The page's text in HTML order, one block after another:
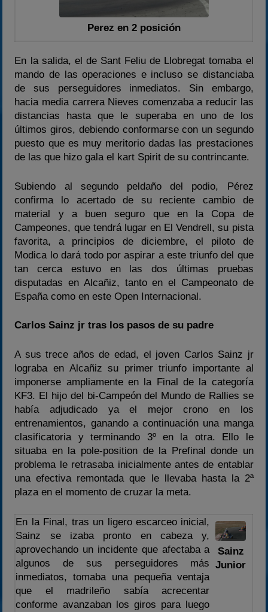
Perez en 2 posición
En la salida, el de Sant Feliu de Llobregat tomaba el
mando de las operaciones e incluso se distanciaba
de sus perseguidores inmediatos. Sin embargo,
hacia media carrera Nieves comenzaba a reducir las
distancias hasta que le superaba en uno de los
últimos giros, debiendo conformarse con un segundo
puesto que es muy meritorio dadas las prestaciones
de las que hizo gala el kart Spirit de su contrincante.
Subiendo al segundo peldaño del podio, Pérez
confirma lo acertado de su reciente cambio de
material y a buen seguro que en la Copa de
Campeones, que tendrá lugar en El Vendrell, su pista
favorita, a principios de diciembre, el piloto de
Modica lo dará todo por aspirar a este triunfo del que
tan cerca estuvo en las dos últimas pruebas
disputadas en Alcañiz, tanto en el Campeonato de
España como en este Open Internacional.
Carlos Sainz jr tras los pasos de su padre
A sus trece años de edad, el joven Carlos Sainz jr
lograba en Alcañiz su primer triunfo importante al
imponerse ampliamente en la Final de la categoría
KF3. El hijo del bi-Campeón del Mundo de Rallies se
había adjudicado ya el mejor crono en los
entrenamientos, ganando a continuación una manga
clasificatoria y terminando 3º en la otra. Ello le
situaba en la pole-position de la Prefinal donde un
problema le retrasaba inicialmente antes de entablar
una efectiva remontada que le llevaba hasta la 2ª
plaza en el momento de cruzar la meta.
En la Final, tras un ligero escarceo inicial,
Sainz se izaba pronto en cabeza y,
aprovechando un incidente que afectaba a
algunos de sus perseguidores más
inmediatos, tomaba una pequeña ventaja
que el madrileño sabía acrecentar
conforme avanzaban los giros para luego
Sainz
Junior